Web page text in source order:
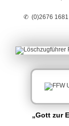
✆ (0)2676 1681
„Gott zur